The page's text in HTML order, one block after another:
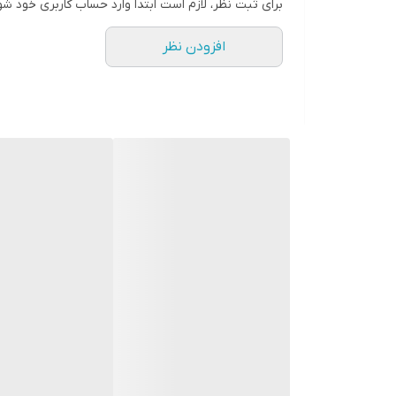
برای ثبت نظر، لازم است ابتدا وارد حساب کاربری خود
افزودن نظر